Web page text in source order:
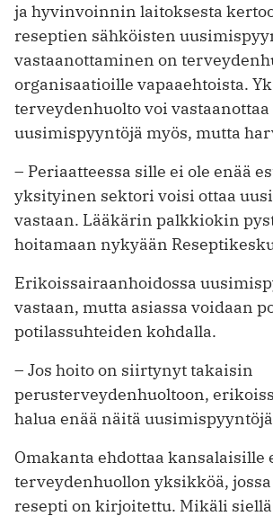
ja hyvinvoinnin laitoksesta
reseptien sähköisten
vastaanottaminen on
organisaatioille vapaaehtoista.
terveydenhuolto voi vastaanottaa
uusimispyyntöjä myös, mutta
– Periaatteessa sille ei ole enää
yksityinen sektori voisi ottaa
vastaan. Lääkärin palkkiokin
hoitamaan nykyään
Erikoissairaanhoidossa
vastaan, mutta asiassa voidaan
potilassuhteiden kohdalla.
– Jos hoito on siirtynyt takaisin
perusterveydenhuoltoon,
halua enää näitä
Omakanta ehdottaa
terveydenhuollon yksikköä,
resepti on kirjoitettu. Mikäli